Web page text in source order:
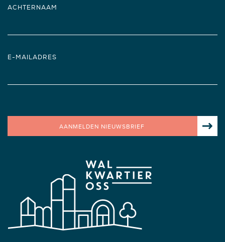
ACHTERNAAM
E-MAILADRES
AANMELDEN NIEUWSBRIEF